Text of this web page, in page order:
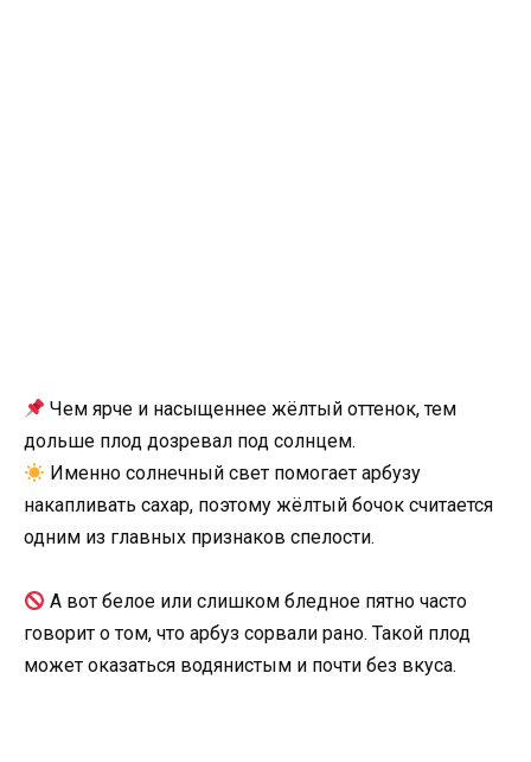
Чем ярче и насыщеннее жёлтый оттенок, тем
дольше плод дозревал под солнцем.
Именно солнечный свет помогает арбузу
накапливать сахар, поэтому жёлтый бочок считается
одним из главных признаков спелости.
А вот белое или слишком бледное пятно часто
говорит о том, что арбуз сорвали рано. Такой плод
может оказаться водянистым и почти без вкуса.